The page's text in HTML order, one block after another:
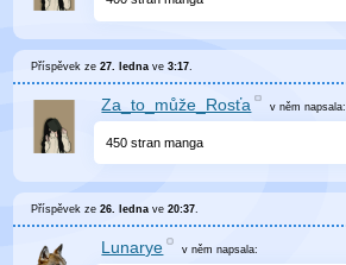
Příspěvek ze27. ledna ve3:17.
Za_to_může_Rosťa v němnapsala:
450 stran manga
Příspěvek ze26. ledna ve20:37.
Lunarye v němnapsala: